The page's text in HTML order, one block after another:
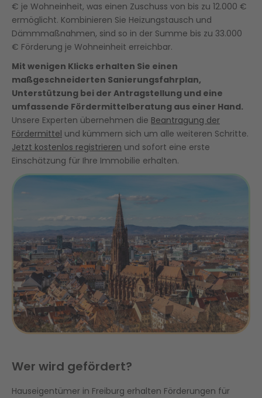
€ je Wohneinheit, was einen Zuschuss von bis zu 12.000 €
ermöglicht. Kombinieren Sie Heizungstausch und
Dämmmaßnahmen, sind so in der Summe bis zu 33.000
€ Förderung je Wohneinheit erreichbar.
Mit wenigen Klicks erhalten Sie einen
maßgeschneiderten Sanierungsfahrplan,
Unterstützung bei der Antragstellung und eine
umfassende Fördermittelberatung aus einer Hand.
Unsere Experten übernehmen die Beantragung der
Fördermittel und kümmern sich um alle weiteren Schritte.
Jetzt kostenlos registrieren und sofort eine erste
Einschätzung für Ihre Immobilie erhalten.
Wer wird gefördert?
Hauseigentümer in Freiburg erhalten Förderungen für